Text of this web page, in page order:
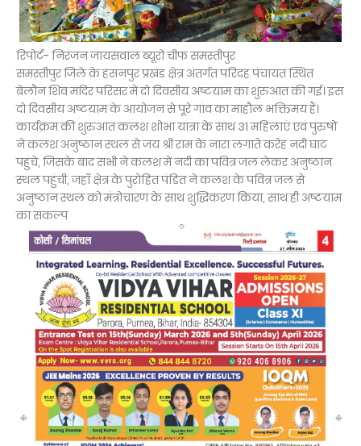
रिपोर्ट- निरंजन जायसवाल ब्यूरो चीफ समस्तीपुर
समस्तीपुर जिले के हसनपुर प्रखंड क्षेत्र अंतर्गत परिदह पंचायत स्थित
बेलौन शिव मंदिर परिसर में दो दिवसीय अष्टयाम का शुरुआत की गई। इस
दो दिवसीय अष्टयाम के आयोजन से पूरे गांव का माहौल भक्तिमय हैं।
कार्यक्रम की शुरुआत कलश शोभा यात्रा के साथ 31 महिलाएं एवं पुरुषों
ने कलश अनुष्ठान स्थल से जय श्री राम के नारा लगाते करेह नदी घाट
पहुंचे, जिसके बाद सभी ने कलश में नदी का पवित्र जल लेकर अनुष्ठान
स्थल पहुंची, जहाँ क्षेत्र के पुरोहित पंडित ने कलश के पवित्र जल से
अनुष्ठान स्थल को मंत्रोचारण के साथ शुद्धिकरण किया, साथ ही अष्टयाम
का संकल्प